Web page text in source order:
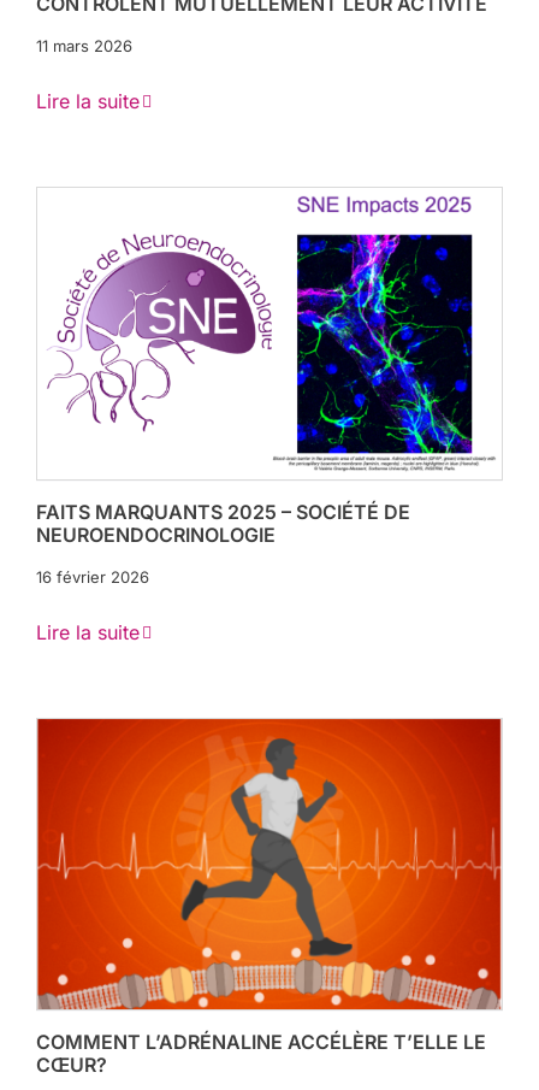
11 mars 2026
Lire la suite
FAITS MARQUANTS 2025 – SOCIÉTÉ DE
NEUROENDOCRINOLOGIE
16 février 2026
Lire la suite
COMMENT L’ADRÉNALINE ACCÉLÈRE T’ELLE LE
CŒUR?